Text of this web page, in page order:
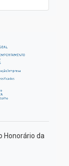
Honorário da